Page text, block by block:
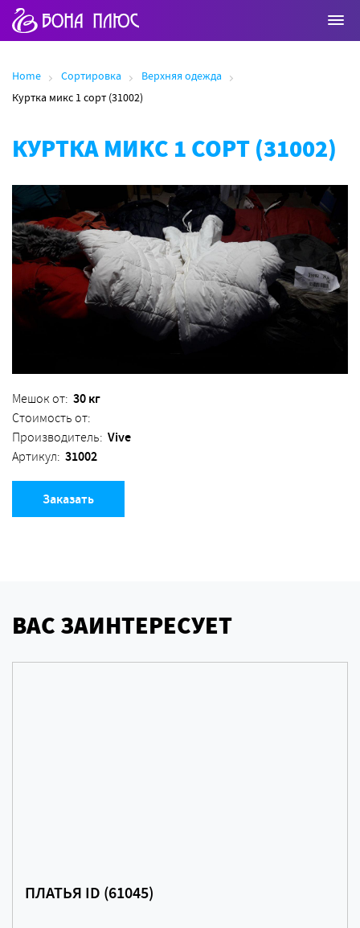
Home Сортировка
Верхняя одежда
Куртка микс 1 сорт (31002)
КУРТКА МИКС 1 СОРТ (31002)
Мешок от: 30 кг
Стоимость от:
Производитель: Vive
Артикул: 31002
Заказать
ВАС ЗАИНТЕРЕСУЕТ
ПЛАТЬЯ ID (61045)